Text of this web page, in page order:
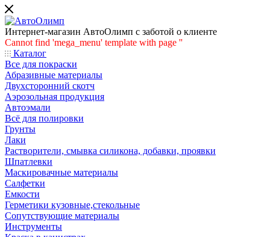
Интернет-магазин АвтоОлимп с заботой о клиенте
Cannot find 'mega_menu' template with page ''
Каталог
Все для покраски
Абразивные материалы
Двухсторонний скотч
Аэрозольная продукция
Автоэмали
Всё для полировки
Грунты
Лаки
Растворители, смывка силикона, добавки, проявки
Шпатлевки
Маскировачные материалы
Салфетки
Емкости
Герметики кузовные,стекольные
Сопутствующие материалы
Инструменты